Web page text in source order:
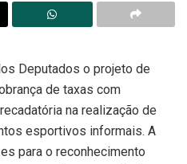
Deputados o projeto de
de taxas com
na realização de
esportivos informais. A
para o reconhecimento